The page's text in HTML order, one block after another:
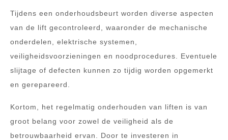
Tijdens een onderhoudsbeurt worden diverse aspecten
van de lift gecontroleerd, waaronder de mechanische
onderdelen, elektrische systemen,
veiligheidsvoorzieningen en noodprocedures. Eventuele
slijtage of defecten kunnen zo tijdig worden opgemerkt
en gerepareerd.
Kortom, het regelmatig onderhouden van liften is van
groot belang voor zowel de veiligheid als de
betrouwbaarheid ervan. Door te investeren in